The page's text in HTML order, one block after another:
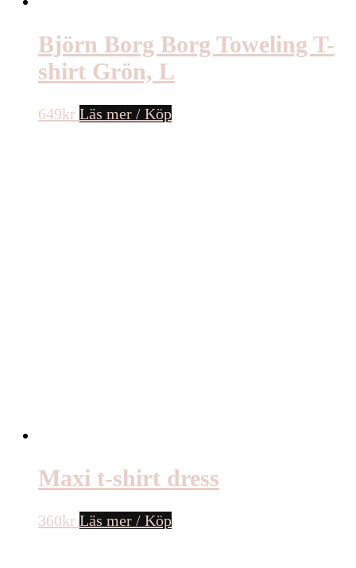
Björn Borg Borg Toweling T-
shirt Grön, L
649kr Läs mer / Köp
Maxi t-shirt dress
360kr Läs mer / Köp